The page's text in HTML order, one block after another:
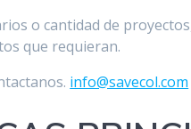
o cantidad de
que requieran.
info@savecol.com